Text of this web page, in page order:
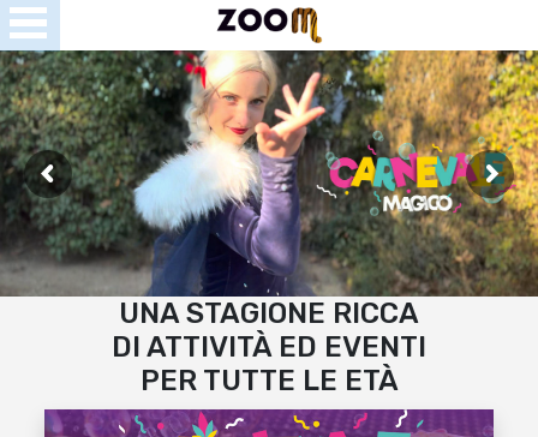
UNA STAGIONE RICCA
DI ATTIVITÀ ED EVENTI
PER TUTTE LE ETÀ